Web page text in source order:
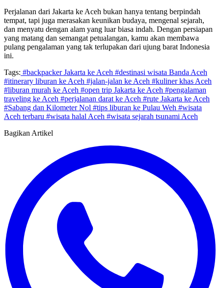
Perjalanan dari Jakarta ke Aceh bukan hanya tentang berpindah
tempat, tapi juga merasakan keunikan budaya, mengenal sejarah,
dan menyatu dengan alam yang luar biasa indah. Dengan persiapan
yang matang dan semangat petualangan, kamu akan membawa
pulang pengalaman yang tak terlupakan dari ujung barat Indonesia
ini.
Tags: #backpacker Jakarta ke Aceh #destinasi wisata Banda Aceh
#itinerary liburan ke Aceh #jalan-jalan ke Aceh #kuliner khas Aceh
#liburan murah ke Aceh #open trip Jakarta ke Aceh #pengalaman
traveling ke Aceh #perjalanan darat ke Aceh #rute Jakarta ke Aceh
#Sabang dan Kilometer Nol #tips liburan ke Pulau Weh #wisata
Aceh terbaru #wisata halal Aceh #wisata sejarah tsunami Aceh
Bagikan Artikel